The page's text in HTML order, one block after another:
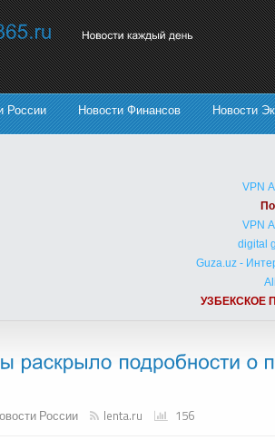
России Новости Финансов Новости
VPN
VPN
digital
Guza.uz -
УЗБЕКСКОЕ
России lenta.ru 156